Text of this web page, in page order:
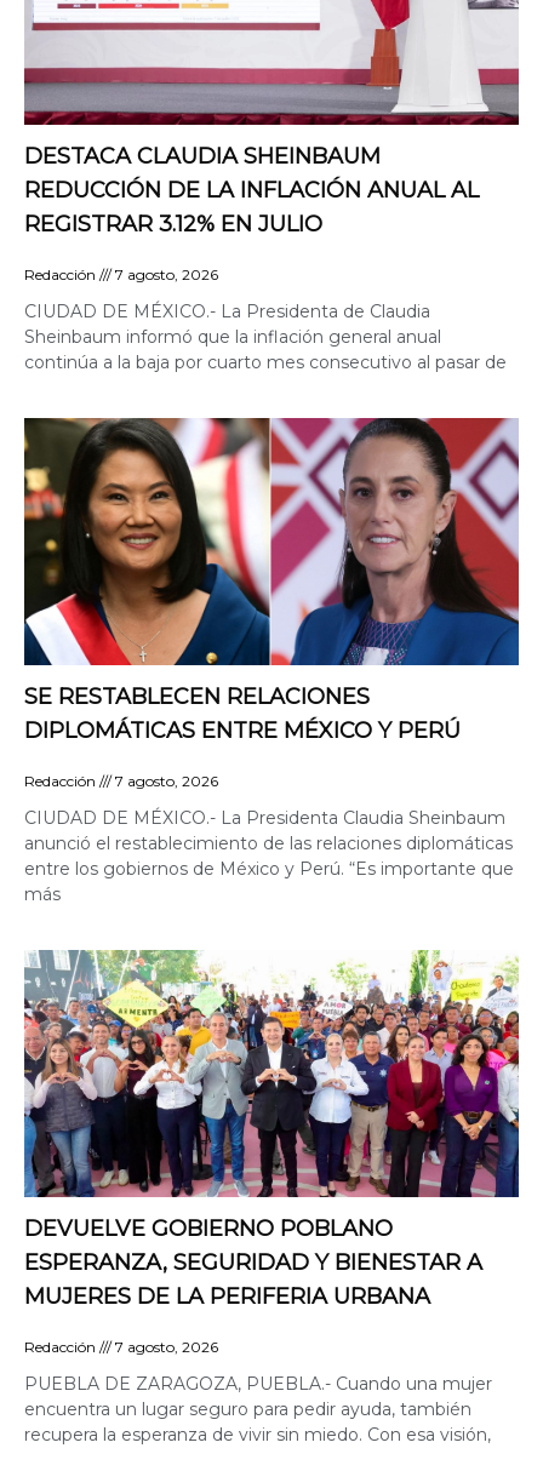
DESTACA CLAUDIA SHEINBAUM
REDUCCIÓN DE LA INFLACIÓN ANUAL AL
REGISTRAR 3.12% EN JULIO
Redacción 7 agosto, 2026
CIUDAD DE MÉXICO.- La Presidenta de Claudia
Sheinbaum informó que la inflación general anual
continúa a la baja por cuarto mes consecutivo al pasar de
SE RESTABLECEN RELACIONES
DIPLOMÁTICAS ENTRE MÉXICO Y PERÚ
Redacción 7 agosto, 2026
CIUDAD DE MÉXICO.- La Presidenta Claudia Sheinbaum
anunció el restablecimiento de las relaciones diplomáticas
entre los gobiernos de México y Perú. “Es importante que
más
DEVUELVE GOBIERNO POBLANO
ESPERANZA, SEGURIDAD Y BIENESTAR A
MUJERES DE LA PERIFERIA URBANA
Redacción 7 agosto, 2026
PUEBLA DE ZARAGOZA, PUEBLA.- Cuando una mujer
encuentra un lugar seguro para pedir ayuda, también
recupera la esperanza de vivir sin miedo. Con esa visión,